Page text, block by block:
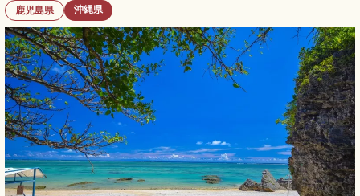
鹿児島県
沖縄県